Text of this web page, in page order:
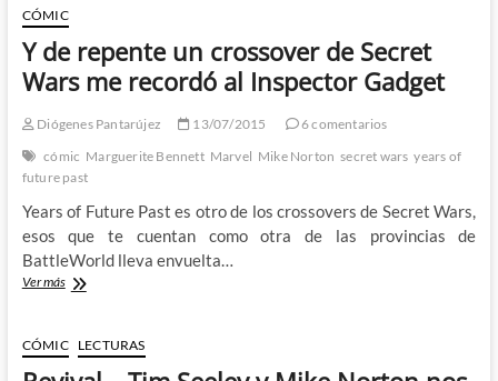
De
confesiones
publicas
injusticias
mundo
real
CÓMIC
Y de repente un crossover de Secret
Wars me recordó al Inspector Gadget
Diógenes Pantarújez 13/07/2015
6 comentarios
cómic Marguerite Bennett Marvel Mike Norton secret wars years of
future past
Years of Future Past es otro de los crossovers de Secret Wars,
esos que te cuentan como otra de las provincias de
BattleWorld lleva envuelta…
Ver másY
un
crossover
CÓMIC LECTURAS